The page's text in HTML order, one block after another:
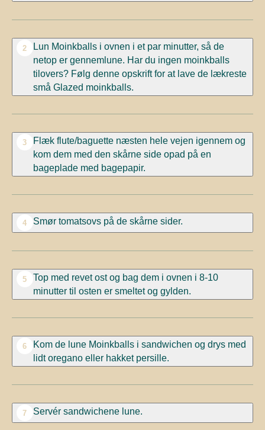
2
Lun Moinkballs i ovnen i et par minutter, så de
netop er gennemlune. Har du ingen moinkballs
tilovers? Følg denne opskrift for at lave de lækreste
små Glazed moinkballs.
3
Flæk flute/baguette næsten hele vejen igennem og
kom dem med den skårne side opad på en
bageplade med bagepapir.
4 Smør tomatsovs på de skårne sider.
5
Top med revet ost og bag dem i ovnen i 8-10
minutter til osten er smeltet og gylden.
6
Kom de lune Moinkballs i sandwichen og drys med
lidt oregano eller hakket persille.
7 Servér sandwichene lune.